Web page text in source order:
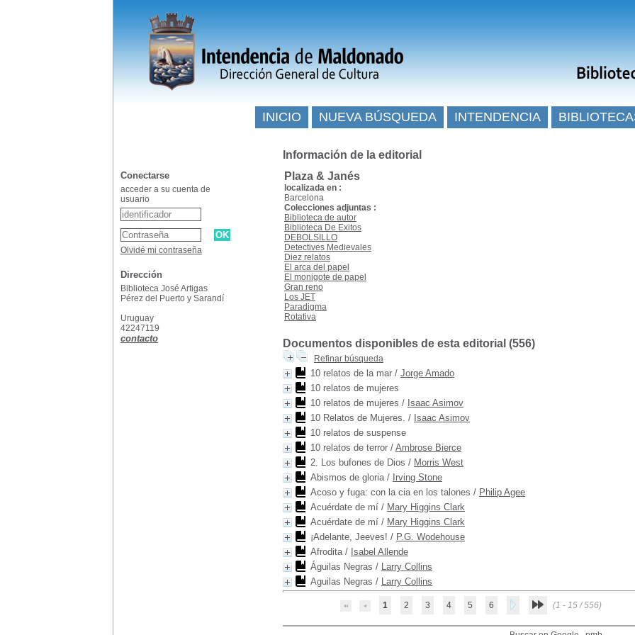
Información de la editorial
Plaza & Janés
localizada en :
Barcelona
Colecciones adjuntas :
Biblioteca de autor
Biblioteca De Exitos
DEBOLSILLO
Detectives Medievales
Diez relatos
El arca del papel
El monigote de papel
Gran reno
Los JET
Paradigma
Rotativa
Documentos disponibles de esta editorial (556)
Refinar búsqueda
10 relatos de la mar / Jorge Amado
10 relatos de mujeres
10 relatos de mujeres / Isaac Asimov
10 Relatos de Mujeres. / Isaac Asimov
10 relatos de suspense
10 relatos de terror / Ambrose Bierce
2. Los bufones de Dios / Morris West
Abismos de gloria/ Irving Stone
Acoso y fuga: con la cia en los talones / Philip Agee
Acuérdate de mí / Mary Higgins Clark
Acuérdate de mí / Mary Higgins Clark
¡Adelante, Jeeves! / P.G. Wodehouse
Afrodita/ Isabel Allende
Águilas Negras / Larry Collins
Aguilas Negras / Larry Collins
1 2 3 4 5 6 (1 - 15 / 556)
INICIO NUEVA BÚSQUEDA INTENDENCIA
Conectarse
acceder a su cuenta de
usuario
Olvidé mi contraseña
Dirección
Biblioteca José Artigas
Pérez del Puerto y Sarandí
Uruguay
42247119
contacto